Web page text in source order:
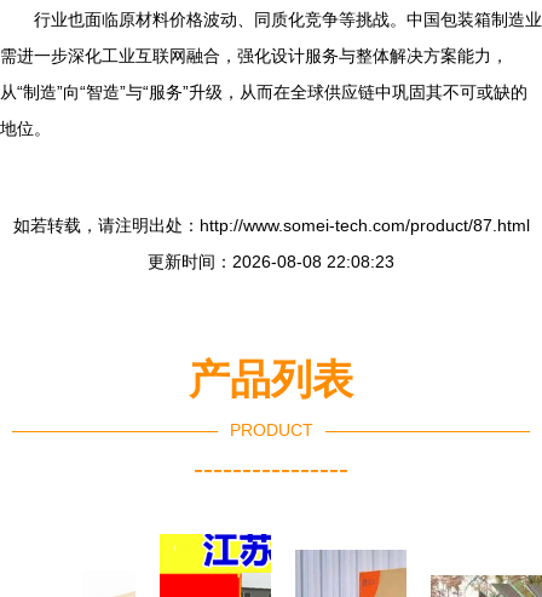
行业也面临原材料价格波动、同质化竞争等挑战。中国包装箱制造业
需进一步深化工业互联网融合，强化设计服务与整体解决方案能力，
从“制造”向“智造”与“服务”升级，从而在全球供应链中巩固其不可或缺的
地位。
如若转载，请注明出处：http://www.somei-tech.com/product/87.html
更新时间：2026-08-08 22:08:23
产品列表
PRODUCT
----------------